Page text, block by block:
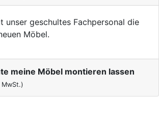
unser geschultes Fachpersonal die
Möbel.
meine Möbel montieren lassen
MwSt.)